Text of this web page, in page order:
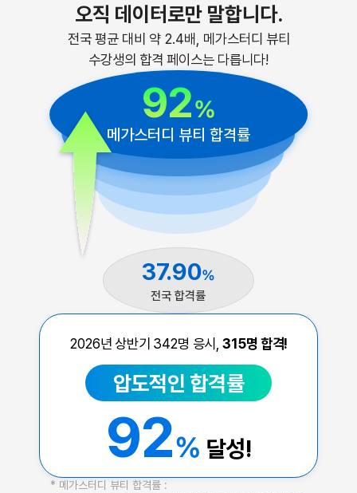
오직 데이터로만 말합니다.
전국 평균 대비 약 2.4배, 메가스터디 뷰티
수강생의 합격 페이스는 다릅니다!
92%
메가스터디 뷰티 합격률
37.90%
전국 합격률
2026년 상반기 342명 응시,315명 합격!
압도적인 합격률
92% 달성!
* 메가스터디 뷰티 합격률 :